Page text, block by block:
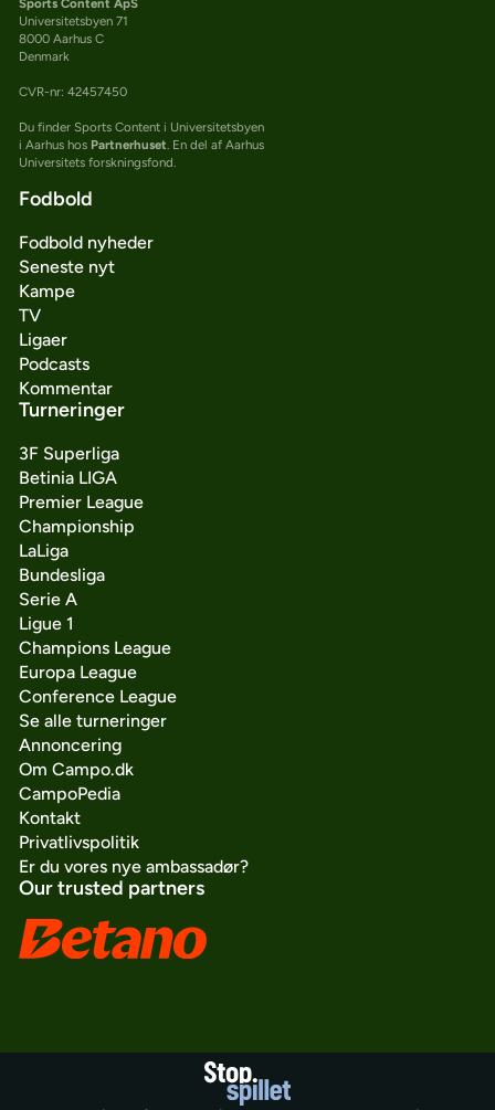
Universitetsbyen 71
8000 Aarhus C
Denmark
CVR-nr: 42457450
Du finder Sports Content i Universitetsbyen
i Aarhus hos Partnerhuset . En del af Aarhus
Universitets forskningsfond.
Fodbold
Fodbold nyheder
Seneste nyt
Kampe
TV
Ligaer
Podcasts
Kommentar
Turneringer
3F Superliga
Betinia LIGA
Premier League
Championship
LaLiga
Bundesliga
Serie A
Ligue 1
Champions League
Europa League
Conference League
Se alle turneringer
Annoncering
Om Campo.dk
CampoPedia
Kontakt
Privatlivspolitik
Er du vores nye ambassadør?
Our trusted partners